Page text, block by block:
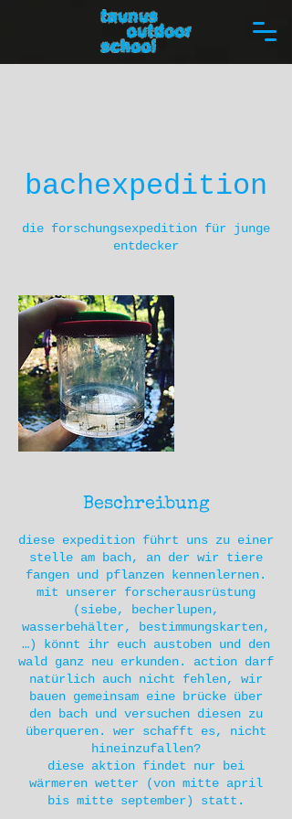
bachexpedition
die forschungsexpedition für junge
entdecker
Beschreibung
diese expedition führt uns zu einer
stelle am bach, an der wir tiere
fangen und pflanzen kennenlernen.
mit unserer forscherausrüstung
(siebe, becherlupen,
wasserbehälter, bestimmungskarten,
…) könnt ihr euch austoben und den
wald ganz neu erkunden. action darf
natürlich auch nicht fehlen, wir
bauen gemeinsam eine brücke über
den bach und versuchen diesen zu
überqueren. wer schafft es, nicht
hineinzufallen?
diese aktion findet nur bei
wärmeren wetter (von mitte april